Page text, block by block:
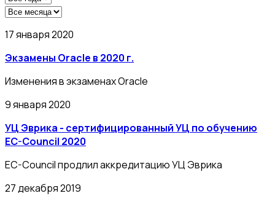
17 января 2020
Экзамены Oracle в 2020 г.
Изменения в экзаменах Oracle
9 января 2020
УЦ Эврика - сертифицированный УЦ по обучению
EC-Council 2020
EC-Council продлил аккредитацию УЦ Эврика
27 декабря 2019